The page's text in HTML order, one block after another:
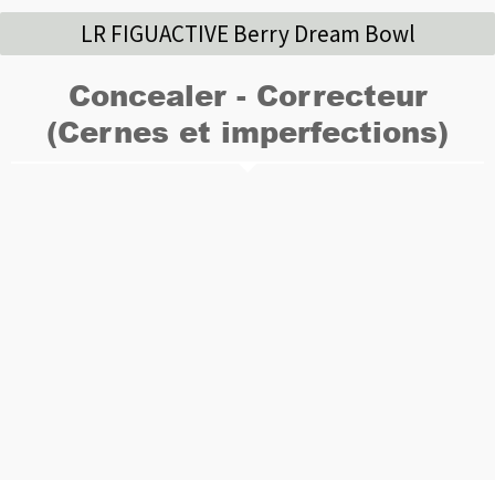
LR FIGUACTIVE Berry Dream Bowl
Concealer - Correcteur
(Cernes et imperfections)